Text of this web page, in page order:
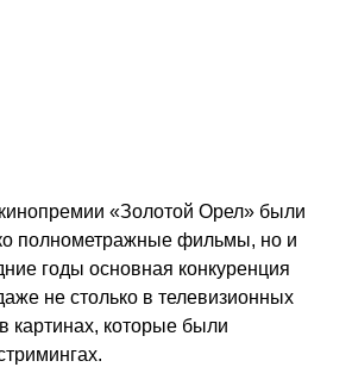
«Золотой Орел» были
полнометражные фильмы, но и
годы основная конкуренция
не столько в телевизионных
картинах, которые были